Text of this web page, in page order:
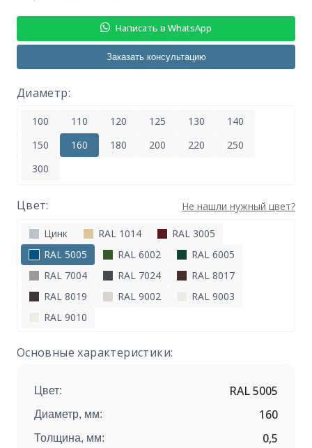
Написать в WhatsApp
Заказать консультацию
Диаметр:
100 110 120 125 130
140
150
160 180 200 220
250
300
Цвет: Не нашли нужный цвет?
Цинк RAL 1014
RAL 3005
RAL 5005
RAL 6002
RAL 6005
RAL 7004
RAL 7024
RAL 8017
RAL 8019
RAL 9002
RAL 9003
RAL 9010
Основные характеристики:
Цвет: RAL 5005
Диаметр, мм: 160
Толщина, мм: 0,5